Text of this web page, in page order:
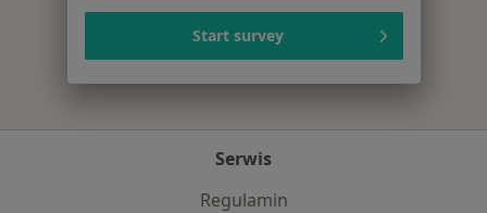
Więcej w kategorii: Najpopularniejsze
Serwis
Regulamin
Start survey